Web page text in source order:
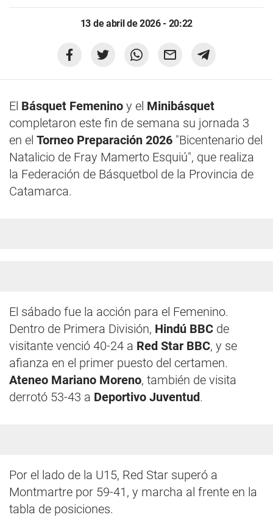
13 de abril de 2026 - 20:22
El Básquet Femenino y el Minibásquet
completaron este fin de semana su jornada 3
en el Torneo Preparación 2026 "Bicentenario del
Natalicio de Fray Mamerto Esquiú", que realiza
la Federación de Básquetbol de la Provincia de
Catamarca.
El sábado fue la acción para el Femenino.
Dentro de Primera División, Hindú BBC de
visitante venció 40-24 a Red Star BBC, y se
afianza en el primer puesto del certamen.
Ateneo Mariano Moreno, también de visita
derrotó 53-43 a Deportivo Juventud.
Por el lado de la U15, Red Star superó a
Montmartre por 59-41, y marcha al frente en la
tabla de posiciones.